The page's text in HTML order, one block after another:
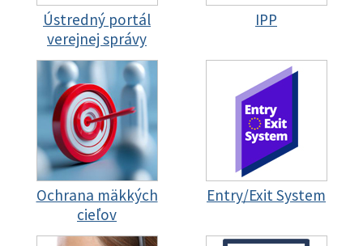
Ústredný portál
verejnej správy
IPP
Ochrana mäkkých
cieľov
Entry/Exit System